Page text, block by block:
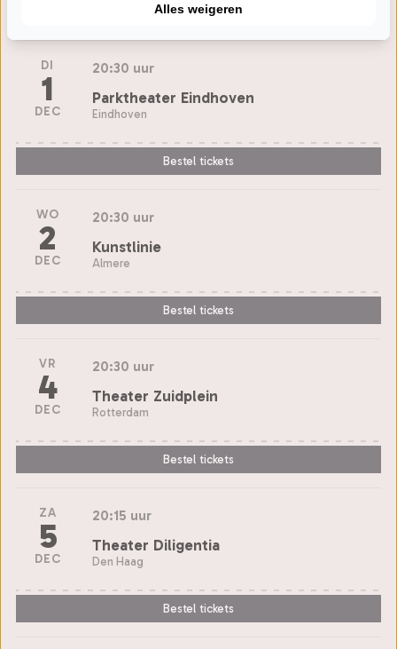
DI
1
DEC
20:30 uur
Parktheater Eindhoven
Eindhoven
Bestel tickets
WO
2
DEC
20:30 uur
Kunstlinie
Almere
Bestel tickets
VR
4
DEC
20:30 uur
Theater Zuidplein
Rotterdam
Bestel tickets
ZA
5
DEC
20:15 uur
Theater Diligentia
Den Haag
Bestel tickets
Alles weigeren